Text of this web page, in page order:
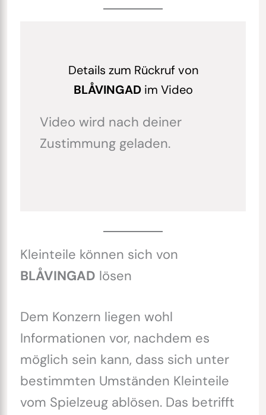
Details zum Rückruf von
BLÅVINGADim Video
Video wird nach deiner
Zustimmung geladen.
Kleinteile können sich von
BLÅVINGAD lösen
Dem Konzern liegen wohl
Informationen vor, nachdem es
möglich sein kann, dass sich unter
bestimmten Umständen Kleinteile
vom Spielzeug ablösen. Das betrifft